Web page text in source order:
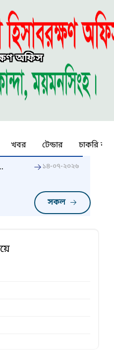
অফিস
খবর টেন্ডার চাকরি
সকল
১৪-০৭-২০২৬